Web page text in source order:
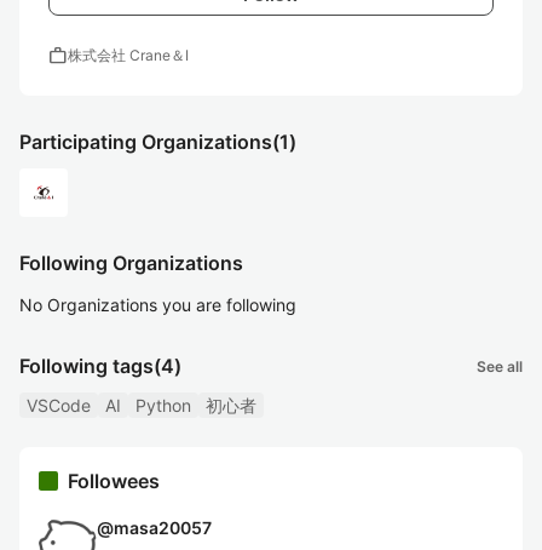
work株式会社 Crane＆I
Participating Organizations(1)
Following Organizations
No Organizations you are following
Following tags(4) See all
VSCode AI Python 初心者
Followees
@masa20057